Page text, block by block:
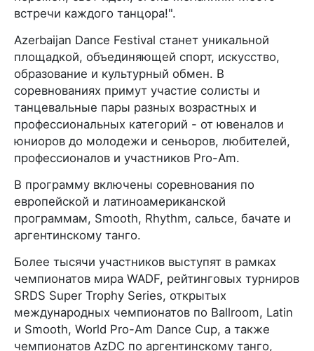
встречи каждого танцора!".
Azerbaijan Dance Festival станет уникальной
площадкой, объединяющей спорт, искусство,
образование и культурный обмен. В
соревнованиях примут участие солисты и
танцевальные пары разных возрастных и
профессиональных категорий - от ювеналов и
юниоров до молодежи и сеньоров, любителей,
профессионалов и участников Pro-Am.
В программу включены соревнования по
европейской и латиноамериканской
программам, Smooth, Rhythm, сальсе, бачате и
аргентинскому танго.
Более тысячи участников выступят в рамках
чемпионатов мира WADF, рейтинговых турниров
SRDS Super Trophy Series, открытых
международных чемпионатов по Ballroom, Latin
и Smooth, World Pro-Am Dance Cup, а также
чемпионатов AzDC по аргентинскому танго,